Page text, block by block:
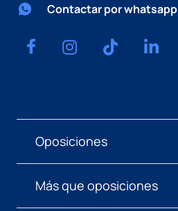
Contactar por whatsapp
Oposiciones
Más que oposiciones